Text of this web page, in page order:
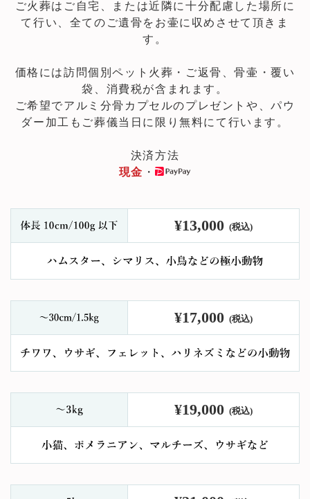
ご火葬はご自宅、または近隣に十分配慮した場所に
て行い、全てのご遺骨をお壷に収めさせて頂きま
す。
価格には訪問個別ペット火葬・ご返骨、骨壷・覆い
袋、消費税が含まれます。
ご希望でアルミ分骨カプセルのプレゼントや、パウ
ダー加工もご葬儀当日に限り無料にて行います。
決済方法
現金 ・